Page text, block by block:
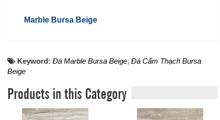
Marble Bursa Beige
Keyword: Đá Marble Bursa Beige, Đá Cẩm Thạch Bursa
Beige
Products in this Category